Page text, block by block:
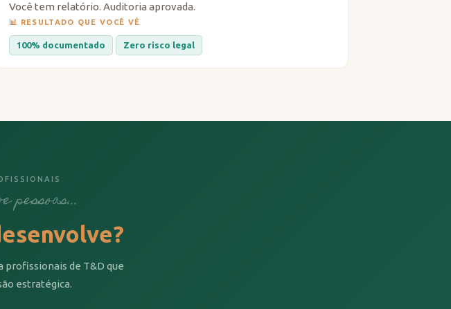
Você tem relatório. Auditoria aprovada.
📊 RESULTADO QUE VOCÊ VÊ
100% documentado Zero risco legal
pessoas...
profissionais de T&D que
estratégica.